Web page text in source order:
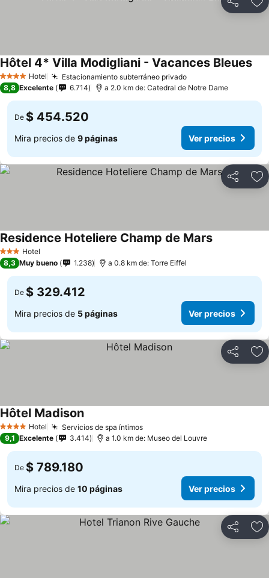
Compartir
4 EstrellasHotel Estacionamiento subterráneo privadoVer precios
Hôtel 4* Villa Modigliani - Vacances Bleues
8,8 Excelente 6.714 a 2.0 km de: Catedral de Notre Dame
De $ 454.520
Mira precios de 9 páginas Ver precios
Compartir
3 Estrellas
Hotel
Residence Hoteliere Champ de MarsVer precios
8,3 Muy bueno 1.238 a 0.8 km de: Torre Eiffel
De $ 329.412
Mira precios de 5 páginas Ver precios
Compartir
4 EstrellasHotel Servicios de spa íntimosVer precios
Hôtel MadisonVer precios
9,1 Excelente 3.414 a 1.0 km de: Museo del Louvre
De $ 789.180
Mira precios de 10 páginas Ver precios
Compartir